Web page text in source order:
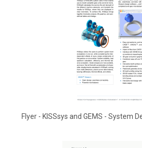
Flyer - KISSsys and GEMS - System